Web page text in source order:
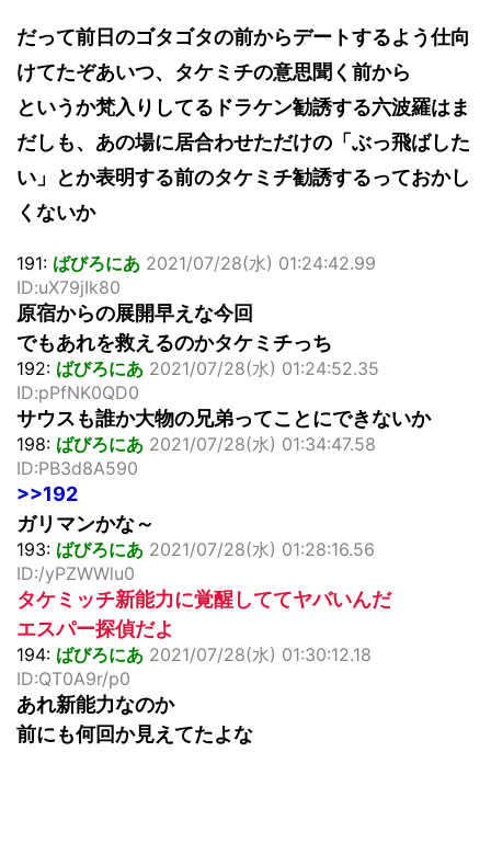
だって前日のゴタゴタの前からデートするよう仕向
けてたぞあいつ、タケミチの意思聞く前から
というか梵入りしてるドラケン勧誘する六波羅はま
だしも、あの場に居合わせただけの「ぶっ飛ばした
い」とか表明する前のタケミチ勧誘するっておかし
くないか
191: ばびろにあ 2021/07/28(水) 01:24:42.99
ID:uX79jIk80
原宿からの展開早えな今回
でもあれを救えるのかタケミチっち
192: ばびろにあ 2021/07/28(水) 01:24:52.35
ID:pPfNK0QD0
サウスも誰か大物の兄弟ってことにできないか
198: ばびろにあ 2021/07/28(水) 01:34:47.58
ID:PB3d8A590
>>192
ガリマンかな～
193: ばびろにあ 2021/07/28(水) 01:28:16.56
ID:/yPZWWlu0
タケミッチ新能力に覚醒しててヤバいんだ
エスパー探偵だよ
194: ばびろにあ 2021/07/28(水) 01:30:12.18
ID:QT0A9r/p0
あれ新能力なのか
前にも何回か見えてたよな